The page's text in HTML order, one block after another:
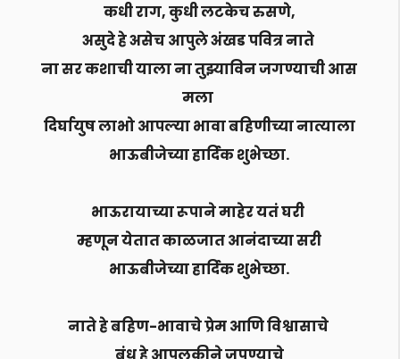
कधी राग, कुधी लटकेच रुसणे,
असुदे हे असेच आपुले अंखड पवित्र नाते
ना सर कशाची याला ना तुझ्याविन जगण्याची आस
मला
दिर्घायुष लाभो आपल्या भावा बहिणीच्या नात्याला
भाऊबीजेच्या हार्दिक शुभेच्छा.
भाऊरायाच्या रूपाने माहेर यतं घरी
म्हणून येतात काळजात आनंदाच्या सरी
भाऊबीजेच्या हार्दिक शुभेच्छा.
नाते हे बहिण-भावाचे प्रेम आणि विश्वासाचे